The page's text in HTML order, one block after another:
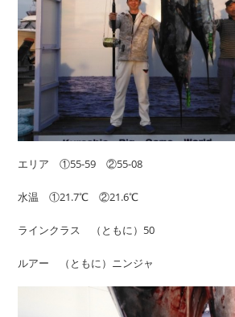
求人情報
エリア ①55-59 ②55-08
水温 ①21.7℃ ②21.6℃
ラインクラス （ともに）50
ルアー （ともに）ニンジャ